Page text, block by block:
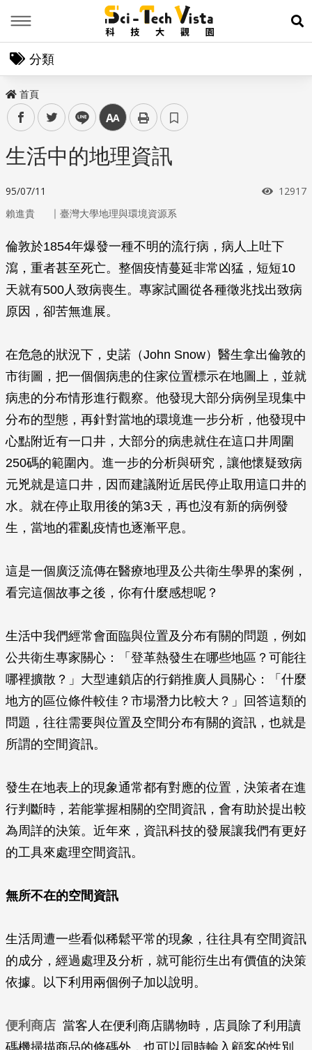
展
分類
首頁
facebooktwitter line 中
生活中的地理資訊
95/07/11 瀏覽次
12917
賴進貴 ｜ 臺灣大學地理與環境資源系
倫敦於1854年爆發一種不明的流行病，病人上吐下
瀉，重者甚至死亡。整個疫情蔓延非常凶猛，短短10
天就有500人致病喪生。專家試圖從各種徵兆找出致病
原因，卻苦無進展。
在危急的狀況下，史諾（John Snow）醫生拿出倫敦的
市街圖，把一個個病患的住家位置標示在地圖上，並就
病患的分布情形進行觀察。他發現大部分病例呈現集中
分布的型態，再針對當地的環境進一步分析，他發現中
心點附近有一口井，大部分的病患就住在這口井周圍
250碼的範圍內。進一步的分析與研究，讓他懷疑致病
元兇就是這口井，因而建議附近居民停止取用這口井的
水。就在停止取用後的第3天，再也沒有新的病例發
生，當地的霍亂疫情也逐漸平息。
這是一個廣泛流傳在醫療地理及公共衛生學界的案例，
看完這個故事之後，你有什麼感想呢？
生活中我們經常會面臨與位置及分布有關的問題，例如
公共衛生專家關心：「登革熱發生在哪些地區？可能往
哪裡擴散？」大型連鎖店的行銷推廣人員關心：「什麼
地方的區位條件較佳？市場潛力比較大？」回答這類的
問題，往往需要與位置及空間分布有關的資訊，也就是
所謂的空間資訊。
發生在地表上的現象通常都有對應的位置，決策者在進
行判斷時，若能掌握相關的空間資訊，會有助於提出較
為周詳的決策。近年來，資訊科技的發展讓我們有更好
的工具來處理空間資訊。
無所不在的空間資訊
生活周遭一些看似稀鬆平常的現象，往往具有空間資訊
的成分，經過處理及分析，就可能衍生出有價值的決策
依據。以下利用兩個例子加以說明。
便利商店 當客人在便利商店購物時，店員除了利用讀
碼機掃描商品的條碼外，也可以同時輸入顧客的性別、